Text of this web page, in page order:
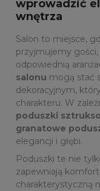
wprowadzić
wnętrza
Salon to miejsce,
przyjmujemy
odpowiednią
salonu mogą stać
dekoracyjnym,
charakteru. W
poduszki
granatowe
elegancji i głębi.
Poduszki te nie
zapewniają
charakterystyczną